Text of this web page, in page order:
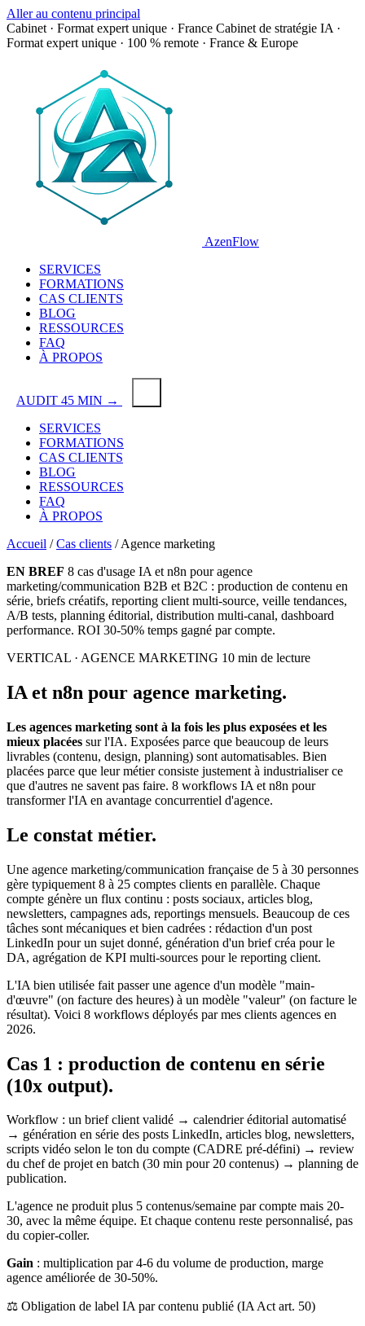
Aller au contenu principal
Cabinet · Format expert unique · France Cabinet de stratégie IA ·
Format expert unique · 100 % remote · France & Europe
AzenFlow
SERVICES
FORMATIONS
CAS CLIENTS
BLOG
RESSOURCES
FAQ
À PROPOS
AUDIT 45 MIN →
SERVICES
FORMATIONS
CAS CLIENTS
BLOG
RESSOURCES
FAQ
À PROPOS
Accueil / Cas clients / Agence marketing
EN BREF 8 cas d'usage IA et n8n pour agence
marketing/communication B2B et B2C : production de contenu en
série, briefs créatifs, reporting client multi-source, veille tendances,
A/B tests, planning éditorial, distribution multi-canal, dashboard
performance. ROI 30-50% temps gagné par compte.
VERTICAL · AGENCE MARKETING 10 min de lecture
IA et n8n pour agence marketing.
Les agences marketing sont à la fois les plus exposées et les
mieux placées sur l'IA. Exposées parce que beaucoup de leurs
livrables (contenu, design, planning) sont automatisables. Bien
placées parce que leur métier consiste justement à industrialiser ce
que d'autres ne savent pas faire. 8 workflows IA et n8n pour
transformer l'IA en avantage concurrentiel d'agence.
Le constat métier.
Une agence marketing/communication française de 5 à 30 personnes
gère typiquement 8 à 25 comptes clients en parallèle. Chaque
compte génère un flux continu : posts sociaux, articles blog,
newsletters, campagnes ads, reportings mensuels. Beaucoup de ces
tâches sont mécaniques et bien cadrées : rédaction d'un post
LinkedIn pour un sujet donné, génération d'un brief créa pour le
DA, agrégation de KPI multi-sources pour le reporting client.
L'IA bien utilisée fait passer une agence d'un modèle "main-
d'œuvre" (on facture des heures) à un modèle "valeur" (on facture le
résultat). Voici 8 workflows déployés par mes clients agences en
2026.
Cas 1 : production de contenu en série
(10x output).
Workflow : un brief client validé → calendrier éditorial automatisé
→ génération en série des posts LinkedIn, articles blog, newsletters,
scripts vidéo selon le ton du compte (CADRE pré-défini) → review
du chef de projet en batch (30 min pour 20 contenus) → planning de
publication.
L'agence ne produit plus 5 contenus/semaine par compte mais 20-
30, avec la même équipe. Et chaque contenu reste personnalisé, pas
du copier-coller.
Gain : multiplication par 4-6 du volume de production, marge
agence améliorée de 30-50%.
⚖️ Obligation de label IA par contenu publié (IA Act art. 50)